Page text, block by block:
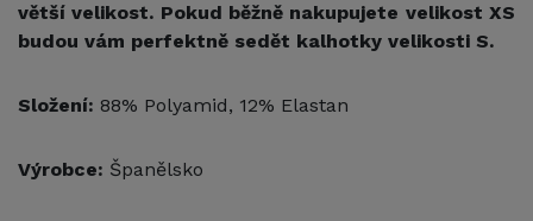
větší velikost. Pokud běžně nakupujete velikost XS
budou vám perfektně sedět kalhotky velikosti S.
Složení: 88% Polyamid, 12% Elastan
Výrobce: Španělsko